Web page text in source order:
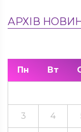
АРХІВ
Пн Вт
3 4